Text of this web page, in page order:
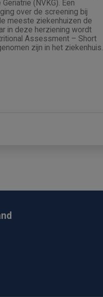
(NVKG). Een
over de screening bij
meeste ziekenhuizen de
in deze herziening wordt
Assessment – Short
zijn in het ziekenhuis.